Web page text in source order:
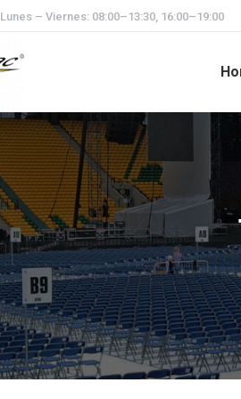
Lunes – Viernes: 08:00–13:30, 16:00–19:00